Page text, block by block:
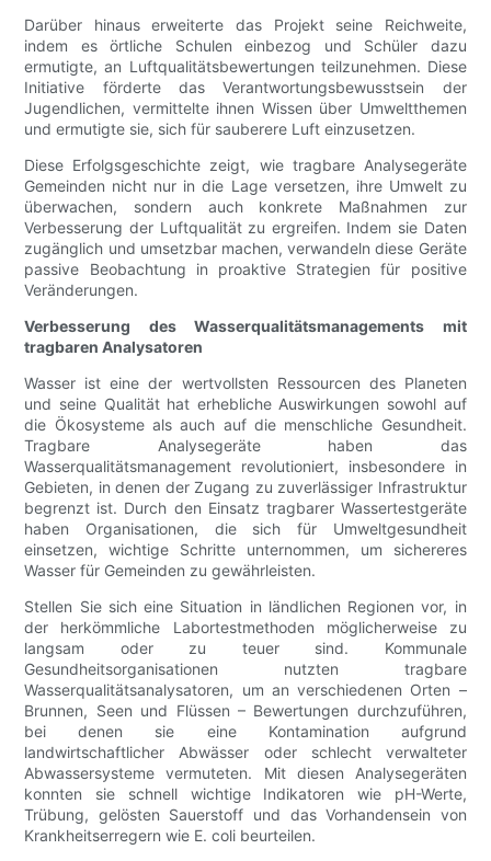
Darüber hinaus erweiterte das Projekt seine Reichweite,
indem es örtliche Schulen einbezog und Schüler dazu
ermutigte, an Luftqualitätsbewertungen teilzunehmen. Diese
Initiative förderte das Verantwortungsbewusstsein der
Jugendlichen, vermittelte ihnen Wissen über Umweltthemen
und ermutigte sie, sich für sauberere Luft einzusetzen.
Diese Erfolgsgeschichte zeigt, wie tragbare Analysegeräte
Gemeinden nicht nur in die Lage versetzen, ihre Umwelt zu
überwachen, sondern auch konkrete Maßnahmen zur
Verbesserung der Luftqualität zu ergreifen. Indem sie Daten
zugänglich und umsetzbar machen, verwandeln diese Geräte
passive Beobachtung in proaktive Strategien für positive
Veränderungen.
Verbesserung des Wasserqualitätsmanagements mit
tragbaren Analysatoren
Wasser ist eine der wertvollsten Ressourcen des Planeten
und seine Qualität hat erhebliche Auswirkungen sowohl auf
die Ökosysteme als auch auf die menschliche Gesundheit.
Tragbare Analysegeräte haben das
Wasserqualitätsmanagement revolutioniert, insbesondere in
Gebieten, in denen der Zugang zu zuverlässiger Infrastruktur
begrenzt ist. Durch den Einsatz tragbarer Wassertestgeräte
haben Organisationen, die sich für Umweltgesundheit
einsetzen, wichtige Schritte unternommen, um sichereres
Wasser für Gemeinden zu gewährleisten.
Stellen Sie sich eine Situation in ländlichen Regionen vor, in
der herkömmliche Labortestmethoden möglicherweise zu
langsam oder zu teuer sind. Kommunale
Gesundheitsorganisationen nutzten tragbare
Wasserqualitätsanalysatoren, um an verschiedenen Orten –
Brunnen, Seen und Flüssen – Bewertungen durchzuführen,
bei denen sie eine Kontamination aufgrund
landwirtschaftlicher Abwässer oder schlecht verwalteter
Abwassersysteme vermuteten. Mit diesen Analysegeräten
konnten sie schnell wichtige Indikatoren wie pH-Werte,
Trübung, gelösten Sauerstoff und das Vorhandensein von
Krankheitserregern wie E. coli beurteilen.